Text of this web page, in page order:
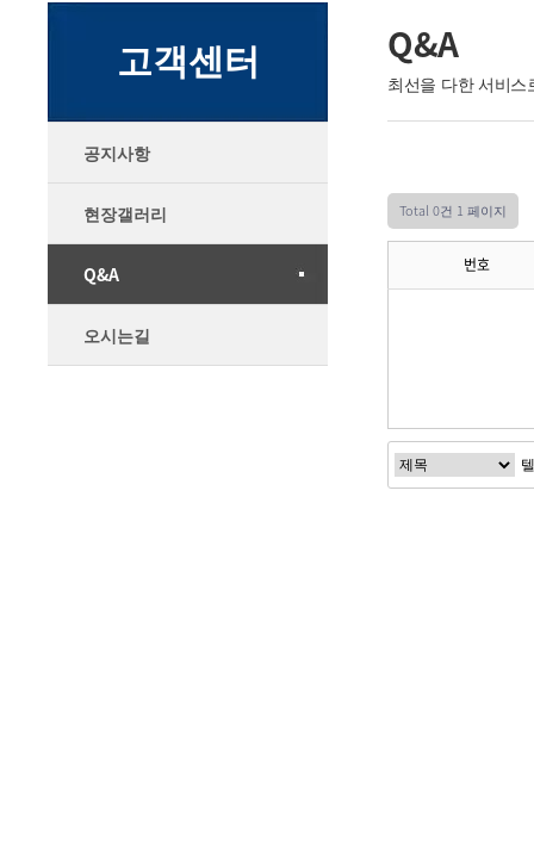
고객센터
공지사항
현장갤러리
Q&A
오시는길
Q&A
최선을 다한 서비
Total 0건 1 페이지
번호